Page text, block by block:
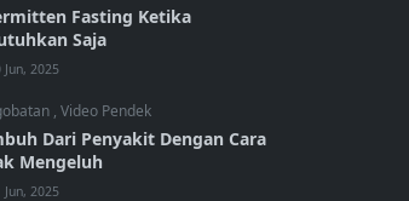
Fasting Ketika
Saja
Jun, 2025
, Video Pendek
Dari Penyakit Dengan Cara
Mengeluh
Jun, 2025